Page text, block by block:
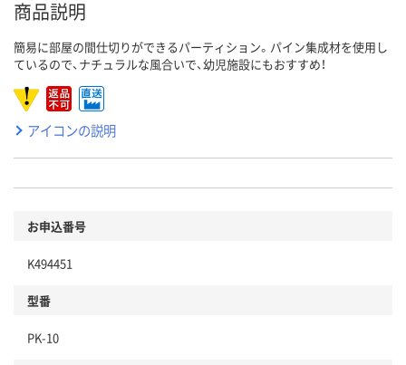
商品説明
簡易に部屋の間仕切りができるパーティション。パイン集成材を使用し
ているので、ナチュラルな風合いで、幼児施設にもおすすめ！
アイコンの説明
お申込番号
K494451
型番
PK-10